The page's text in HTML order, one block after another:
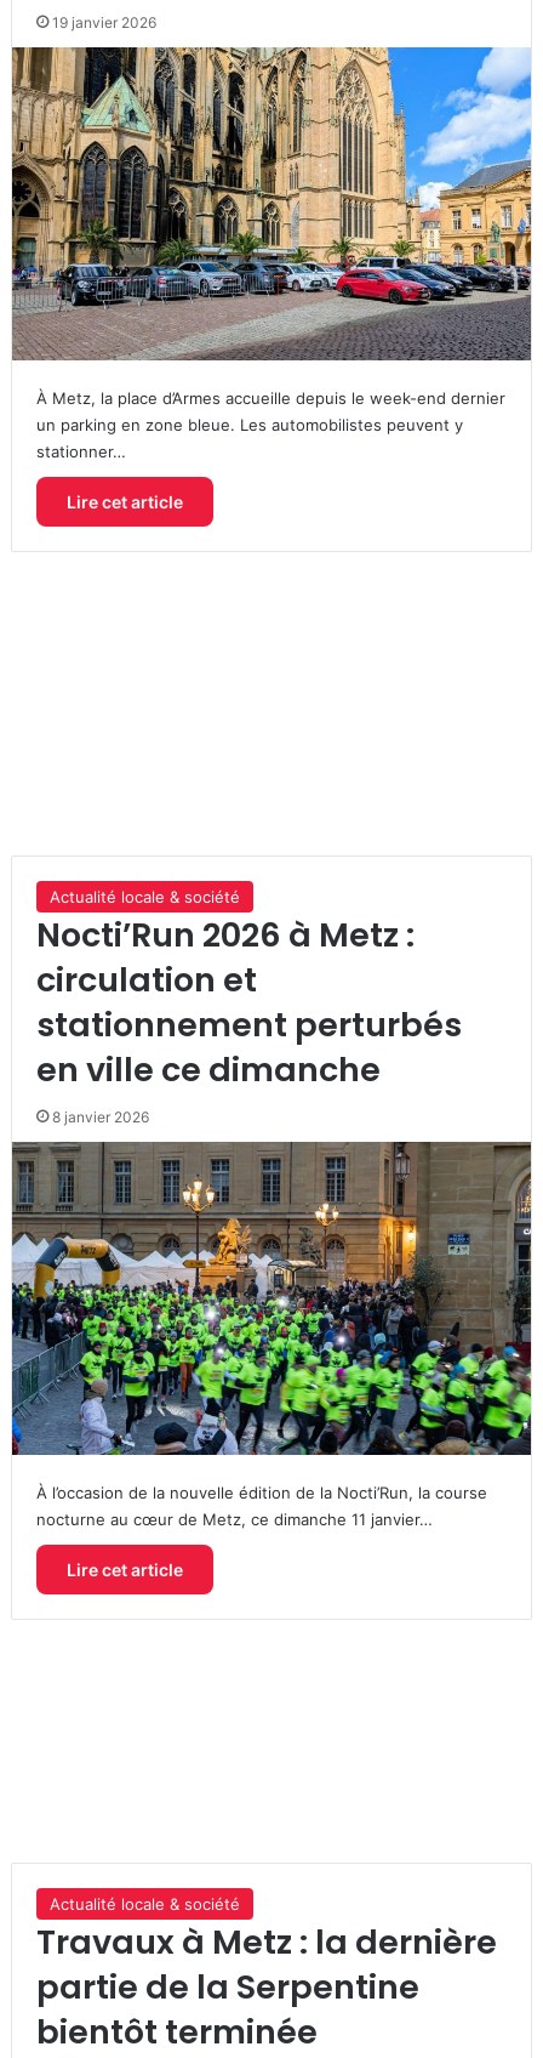
19 janvier 2026
À Metz, la place d’Armes accueille depuis le week-end dernier
un parking en zone bleue. Les automobilistes peuvent y
stationner…
Lire cet article
Actualité locale & société
Nocti’Run 2026 à Metz :
circulation et
stationnement perturbés
en ville ce dimanche
8 janvier 2026
À l’occasion de la nouvelle édition de la Nocti’Run, la course
nocturne au cœur de Metz, ce dimanche 11 janvier…
Lire cet article
Actualité locale & société
Travaux à Metz : la dernière
partie de la Serpentine
bientôt terminée